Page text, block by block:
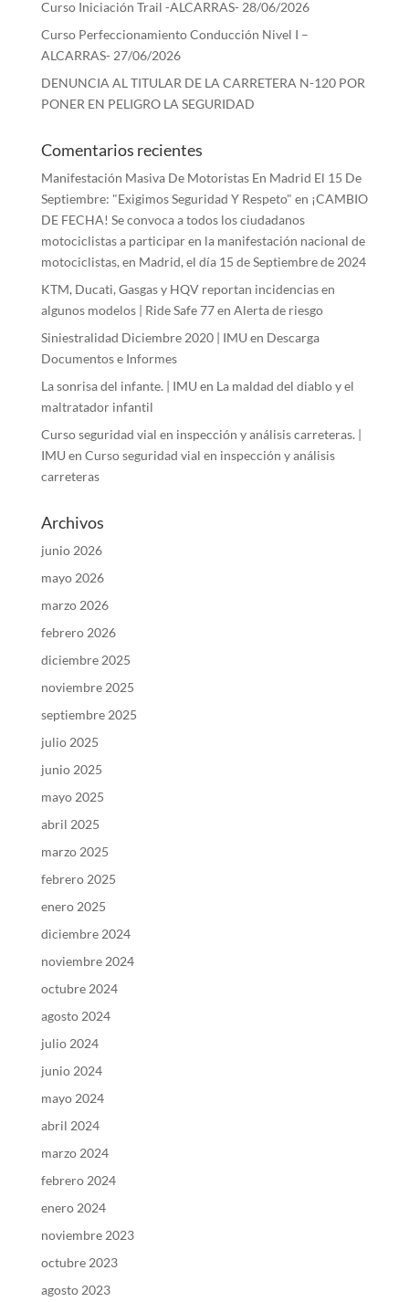
Curso Iniciación Trail -ALCARRAS- 28/06/2026
Curso Perfeccionamiento Conducción Nivel I –
ALCARRAS- 27/06/2026
DENUNCIA AL TITULAR DE LA CARRETERA N-120 POR
PONER EN PELIGRO LA SEGURIDAD
Comentarios recientes
Manifestación Masiva De Motoristas En Madrid El 15 De
Septiembre: "Exigimos Seguridad Y Respeto" en ¡CAMBIO
DE FECHA! Se convoca a todos los ciudadanos
motociclistas a participar en la manifestación nacional de
motociclistas, en Madrid, el día 15 de Septiembre de 2024
KTM, Ducati, Gasgas y HQV reportan incidencias en
algunos modelos | Ride Safe 77en Alerta de riesgo
Siniestralidad Diciembre 2020 | IMU en Descarga
Documentos e Informes
La sonrisa del infante. | IMU en La maldad del diablo y el
maltratador infantil
Curso seguridad vial en inspección y análisis carreteras. |
IMU en Curso seguridad vial en inspección y análisis
carreteras
Archivos
junio 2026
mayo 2026
marzo 2026
febrero 2026
diciembre 2025
noviembre 2025
septiembre 2025
julio 2025
junio 2025
mayo 2025
abril 2025
marzo 2025
febrero 2025
enero 2025
diciembre 2024
noviembre 2024
octubre 2024
agosto 2024
julio 2024
junio 2024
mayo 2024
abril 2024
marzo 2024
febrero 2024
enero 2024
noviembre 2023
octubre 2023
agosto 2023